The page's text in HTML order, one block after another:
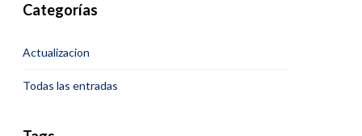
Categorías
Actualizacion
Todas las entradas